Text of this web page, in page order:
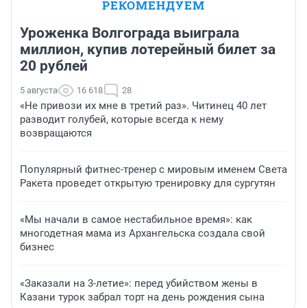
РЕКОМЕНДУЕМ
Уроженка Волгограда выиграла
миллион, купив лотерейный билет за
20 рублей
5 августа 16 618 28
«Не привози их мне в третий раз». Читинец 40 лет
разводит голубей, которые всегда к нему
возвращаются
Популярный фитнес-тренер с мировым именем Света
Ракета проведет открытую тренировку для сургутян
«Мы начали в самое нестабильное время»: как
многодетная мама из Архангельска создала свой
бизнес
«Заказали на 3-летие»: перед убийством жены в
Казани турок забрал торт на день рождения сына